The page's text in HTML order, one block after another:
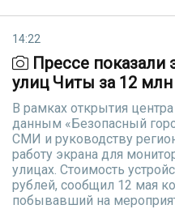
14:22
Прессе показали
улиц Читы за 12 млн
В рамках открытия
данным «Безопасный
СМИ и руководству
работу экрана для
улицах. Стоимость
рублей, сообщил 12 мая
побывавший на